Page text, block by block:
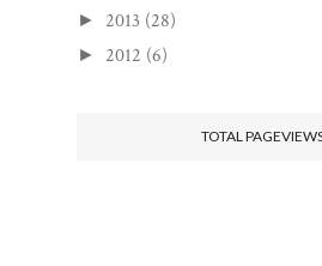
► 2013 (28)
► 2012 (6)
TOTAL